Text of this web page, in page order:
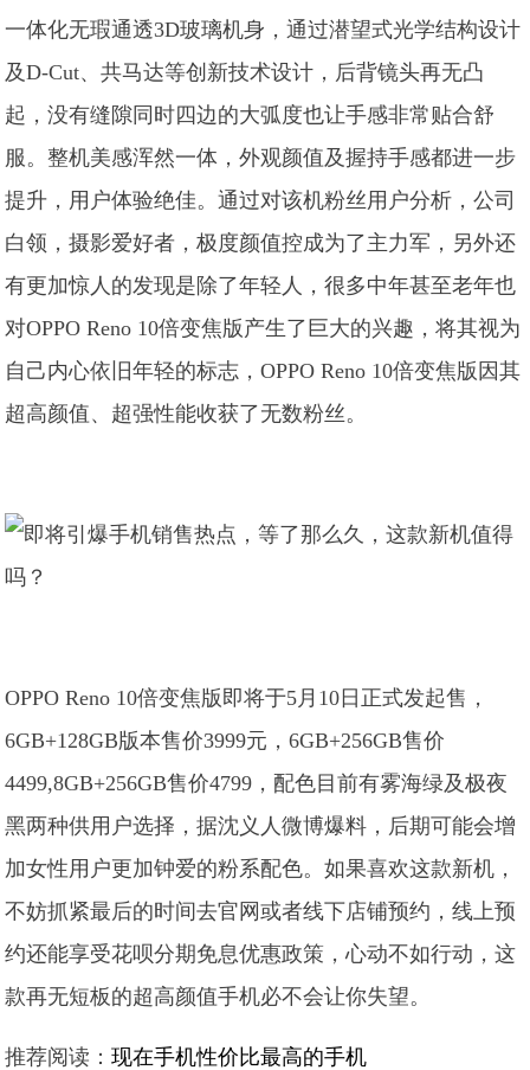
一体化无瑕通透3D玻璃机身，通过潜望式光学结构设计
及D-Cut、共马达等创新技术设计，后背镜头再无凸
起，没有缝隙同时四边的大弧度也让手感非常贴合舒
服。整机美感浑然一体，外观颜值及握持手感都进一步
提升，用户体验绝佳。通过对该机粉丝用户分析，公司
白领，摄影爱好者，极度颜值控成为了主力军，另外还
有更加惊人的发现是除了年轻人，很多中年甚至老年也
对OPPO Reno 10倍变焦版产生了巨大的兴趣，将其视为
自己内心依旧年轻的标志，OPPO Reno 10倍变焦版因其
超高颜值、超强性能收获了无数粉丝。
OPPO Reno 10倍变焦版即将于5月10日正式发起售，
6GB+128GB版本售价3999元，6GB+256GB售价
4499,8GB+256GB售价4799，配色目前有雾海绿及极夜
黑两种供用户选择，据沈义人微博爆料，后期可能会增
加女性用户更加钟爱的粉系配色。如果喜欢这款新机，
不妨抓紧最后的时间去官网或者线下店铺预约，线上预
约还能享受花呗分期免息优惠政策，心动不如行动，这
款再无短板的超高颜值手机必不会让你失望。
推荐阅读：现在手机性价比最高的手机